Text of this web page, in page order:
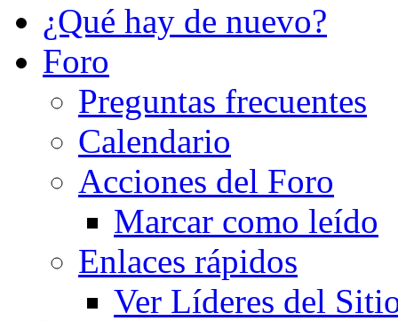
¿Qué hay de nuevo?
Foro
Preguntas frecuentes
Calendario
Acciones del Foro
Marcar como leído
Enlaces rápidos
Ver Líderes del